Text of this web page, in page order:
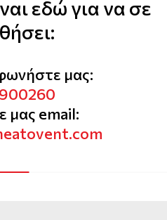
εδώ για να σε
μας:
μας email: